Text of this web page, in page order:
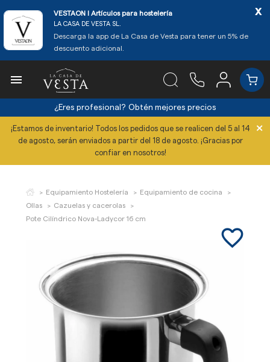
VESTAON l Artículos para hostelería
LA CASA DE VESTA SL.
Descarga la app de La Casa de Vesta para tener un 5% de
descuento adicional.
x

¿Eres profesional? Obtén mejores precios
¡Estamos de inventario! Todos los pedidos que se realicen del 5 al 14
de agosto, serán enviados a partir del 18 de agosto. ¡Gracias por
confiar en nosotros!
×
Equipamiento Hostelería
Equipamiento de cocina
Ollas
Cazuelas y cacerolas
Pote Cilíndrico Nova-Ladycor 16 cm
favorite_border